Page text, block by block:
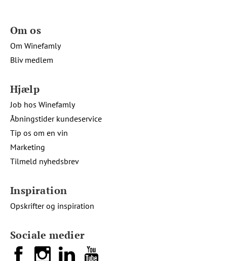
Sociale medier
Om os
Om Winefamly
Bliv medlem
Hjælp
Job hos Winefamly
Åbningstider kundeservice
Tip os om en vin
Marketing
Tilmeld nyhedsbrev
Inspiration
Opskrifter og inspiration